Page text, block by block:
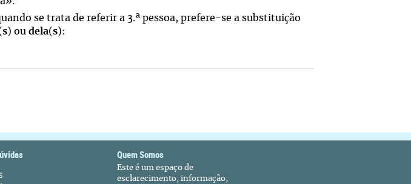
se trata de referir a 3.ª pessoa, prefere-se a substituição
s) ou dela(s):
Quem Somos
Este é um espaço de
esclarecimento, informação,